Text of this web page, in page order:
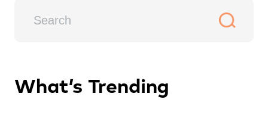
What’s Trending